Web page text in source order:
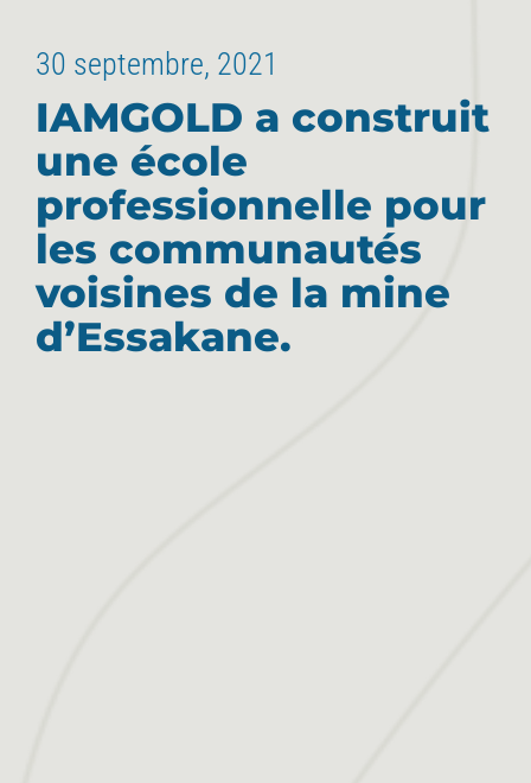
30 septembre, 2021
IAMGOLD a construit
une école
professionnelle pour
les communautés
voisines de la mine
d’Essakane.